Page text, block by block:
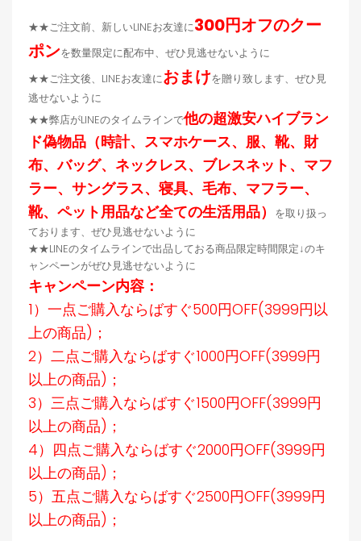
★★ご注文前、新しいLINEお友達に300円オフのクー
ポンを数量限定に配布中、ぜひ見逃せないように
★★ご注文後、LINEお友達におまけを贈り致します、ぜひ見
逃せないように
★★弊店がLINEのタイムラインで他の超激安ハイブラン
ド偽物品（時計、スマホケース、服、靴、財
布、バッグ、ネックレス、ブレスネット、マフ
ラー、サングラス、寝具、毛布、マフラー、
靴、ペット用品など全ての生活用品）
を取り扱っ
ております、ぜひ見逃せないように
★★LINEのタイムラインで出品しておる商品限定時間限定↓のキ
ャンペーンがぜひ見逃せないように
キャンペーン内容：
1）一点ご購入ならばすぐ500円OFF(3999円以
上の商品)；
2）二点ご購入ならばすぐ1000円OFF(3999円
以上の商品)；
3）三点ご購入ならばすぐ1500円OFF(3999円
以上の商品)；
4）四点ご購入ならばすぐ2000円OFF(3999円
以上の商品)；
5）五点ご購入ならばすぐ2500円OFF(3999円
以上の商品)；